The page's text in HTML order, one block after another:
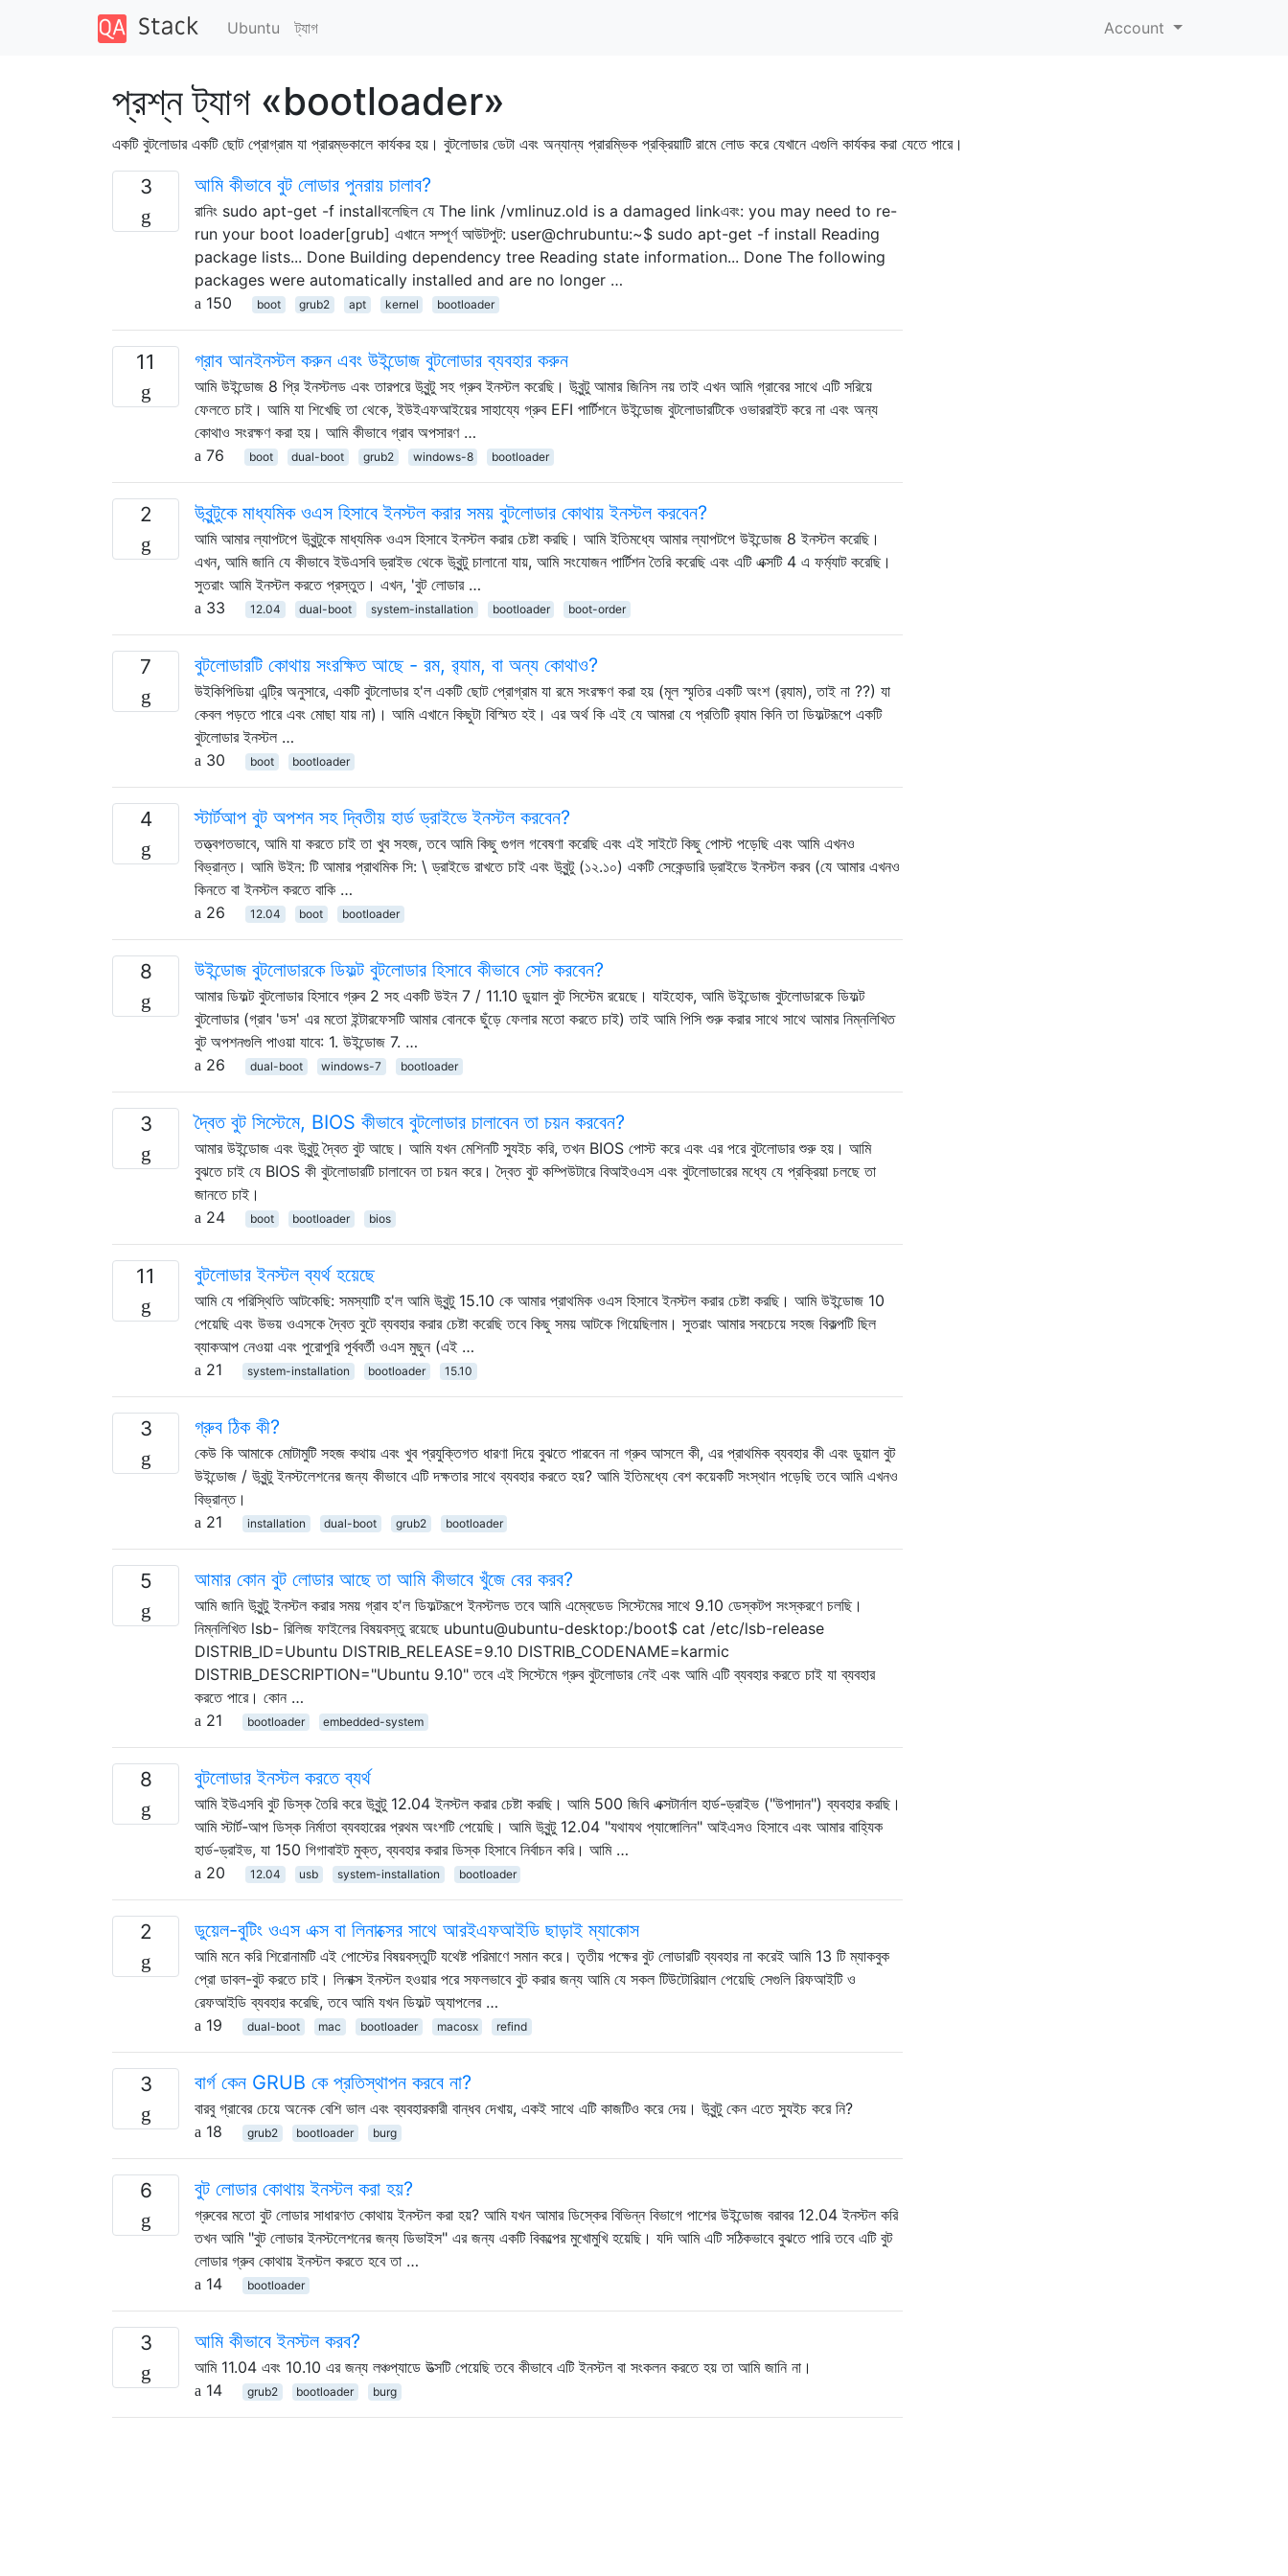
Ubuntu ট্যাগ Account
প্রশ্ন ট্যাগ «bootloader»
একটি বুটলোডার একটি ছোট প্রোগ্রাম যা প্রারম্ভকালে কার্যকর হয়। বুটলোডার ডেটা এবং অন্যান্য প্রারম্ভিক প্রক্রিয়াটি রামে লোড করে যেখানে এগুলি কার্যকর করা যেতে পারে।
3 আমি কীভাবে বুট লোডার পুনরায় চালাব?
রানিং sudo apt-get -f installবলেছিল যে The link /vmlinuz.old is a damaged linkএবং: you may need to re-
run your boot loader[grub] এখানে সম্পূর্ণ আউটপুট: user@chrubuntu:~$ sudo apt-get -f install Reading
package lists... Done Building dependency tree Reading state information... Done The following
packages were automatically installed and are no longer …
150
boot grub2 apt kernel bootloader
11 গ্রাব আনইনস্টল করুন এবং উইন্ডোজ বুটলোডার ব্যবহার করুন
আমি উইন্ডোজ 8 প্রি ইনস্টলড এবং তারপরে উবুন্টু সহ গ্রুব ইনস্টল করেছি। উবুন্টু আমার জিনিস নয় তাই এখন আমি গ্রাবের সাথে এটি সরিয়ে
ফেলতে চাই। আমি যা শিখেছি তা থেকে, ইউইএফআইয়ের সাহায্যে গ্রুব EFI পার্টিশনে উইন্ডোজ বুটলোডারটিকে ওভাররাইট করে না এবং অন্য
কোথাও সংরক্ষণ করা হয়। আমি কীভাবে গ্রাব অপসারণ …
76
boot dual-boot grub2 windows-8 bootloader
2 উবুন্টুকে মাধ্যমিক ওএস হিসাবে ইনস্টল করার সময় বুটলোডার কোথায় ইনস্টল করবেন?
আমি আমার ল্যাপটপে উবুন্টুকে মাধ্যমিক ওএস হিসাবে ইনস্টল করার চেষ্টা করছি। আমি ইতিমধ্যে আমার ল্যাপটপে উইন্ডোজ 8 ইনস্টল করেছি।
এখন, আমি জানি যে কীভাবে ইউএসবি ড্রাইভ থেকে উবুন্টু চালানো যায়, আমি সংযোজন পার্টিশন তৈরি করেছি এবং এটি এক্সটি 4 এ ফর্ম্যাট করেছি।
সুতরাং আমি ইনস্টল করতে প্রস্তুত। এখন, 'বুট লোডার …
33
12.04 dual-boot system-installation bootloader boot-order
7 বুটলোডারটি কোথায় সংরক্ষিত আছে - রম, র‌্যাম, বা অন্য কোথাও?
উইকিপিডিয়া এন্ট্রি অনুসারে, একটি বুটলোডার হ'ল একটি ছোট প্রোগ্রাম যা রমে সংরক্ষণ করা হয় (মূল স্মৃতির একটি অংশ (র‌্যাম), তাই না ??) যা
কেবল পড়তে পারে এবং মোছা যায় না)। আমি এখানে কিছুটা বিস্মিত হই। এর অর্থ কি এই যে আমরা যে প্রতিটি র‌্যাম কিনি তা ডিফল্টরূপে একটি
বুটলোডার ইনস্টল …
30
boot bootloader
4 স্টার্টআপ বুট অপশন সহ দ্বিতীয় হার্ড ড্রাইভে ইনস্টল করবেন?
তত্ত্বগতভাবে, আমি যা করতে চাই তা খুব সহজ, তবে আমি কিছু গুগল গবেষণা করেছি এবং এই সাইটে কিছু পোস্ট পড়েছি এবং আমি এখনও
বিভ্রান্ত। আমি উইন: টি আমার প্রাথমিক সি: \ ড্রাইভে রাখতে চাই এবং উবুন্টু (১২.১০) একটি সেকেন্ডারি ড্রাইভে ইনস্টল করব (যে আমার এখনও
কিনতে বা ইনস্টল করতে বাকি …
26
12.04 boot bootloader
8 উইন্ডোজ বুটলোডারকে ডিফল্ট বুটলোডার হিসাবে কীভাবে সেট করবেন?
আমার ডিফল্ট বুটলোডার হিসাবে গ্রুব 2 সহ একটি উইন 7 / 11.10 ডুয়াল বুট সিস্টেম রয়েছে। যাইহোক, আমি উইন্ডোজ বুটলোডারকে ডিফল্ট
বুটলোডার (গ্রাব 'ডস' এর মতো ইন্টারফেসটি আমার বোনকে ছুঁড়ে ফেলার মতো করতে চাই) তাই আমি পিসি শুরু করার সাথে সাথে আমার নিম্নলিখিত
বুট অপশনগুলি পাওয়া যাবে: 1. উইন্ডোজ 7. …
26
dual-boot windows-7 bootloader
3 দ্বৈত বুট সিস্টেমে, BIOS কীভাবে বুটলোডার চালাবেন তা চয়ন করবেন?
আমার উইন্ডোজ এবং উবুন্টু দ্বৈত বুট আছে। আমি যখন মেশিনটি স্যুইচ করি, তখন BIOS পোস্ট করে এবং এর পরে বুটলোডার শুরু হয়। আমি
বুঝতে চাই যে BIOS কী বুটলোডারটি চালাবেন তা চয়ন করে। দ্বৈত বুট কম্পিউটারে বিআইওএস এবং বুটলোডারের মধ্যে যে প্রক্রিয়া চলছে তা
জানতে চাই।
24
boot bootloader bios
11 বুটলোডার ইনস্টল ব্যর্থ হয়েছে
আমি যে পরিস্থিতি আটকেছি: সমস্যাটি হ'ল আমি উবুন্টু 15.10 কে আমার প্রাথমিক ওএস হিসাবে ইনস্টল করার চেষ্টা করছি। আমি উইন্ডোজ 10
পেয়েছি এবং উভয় ওএসকে দ্বৈত বুটে ব্যবহার করার চেষ্টা করেছি তবে কিছু সময় আটকে গিয়েছিলাম। সুতরাং আমার সবচেয়ে সহজ বিকল্পটি ছিল
ব্যাকআপ নেওয়া এবং পুরোপুরি পূর্ববর্তী ওএস মুছুন (এই …
21
system-installation bootloader 15.10
3 গ্রুব ঠিক কী?
কেউ কি আমাকে মোটামুটি সহজ কথায় এবং খুব প্রযুক্তিগত ধারণা দিয়ে বুঝতে পারবেন না গ্রুব আসলে কী, এর প্রাথমিক ব্যবহার কী এবং ডুয়াল বুট
উইন্ডোজ / উবুন্টু ইনস্টলেশনের জন্য কীভাবে এটি দক্ষতার সাথে ব্যবহার করতে হয়? আমি ইতিমধ্যে বেশ কয়েকটি সংস্থান পড়েছি তবে আমি এখনও
বিভ্রান্ত।
21
installation dual-boot grub2 bootloader
5 আমার কোন বুট লোডার আছে তা আমি কীভাবে খুঁজে বের করব?
আমি জানি উবুন্টু ইনস্টল করার সময় গ্রাব হ'ল ডিফল্টরূপে ইনস্টলড তবে আমি এম্বেডেড সিস্টেমের সাথে 9.10 ডেস্কটপ সংস্করণে চলছি।
নিম্নলিখিত lsb- রিলিজ ফাইলের বিষয়বস্তু রয়েছে ubuntu@ubuntu-desktop:/boot$ cat /etc/lsb-release
DISTRIB_ID=Ubuntu DISTRIB_RELEASE=9.10 DISTRIB_CODENAME=karmic
DISTRIB_DESCRIPTION="Ubuntu 9.10" তবে এই সিস্টেমে গ্রুব বুটলোডার নেই এবং আমি এটি ব্যবহার করতে চাই যা ব্যবহার
করতে পারে। কোন …
21
bootloader embedded-system
8 বুটলোডার ইনস্টল করতে ব্যর্থ
আমি ইউএসবি বুট ডিস্ক তৈরি করে উবুন্টু 12.04 ইনস্টল করার চেষ্টা করছি। আমি 500 জিবি এক্সটার্নাল হার্ড-ড্রাইভ ("উপাদান") ব্যবহার করছি।
আমি স্টার্ট-আপ ডিস্ক নির্মাতা ব্যবহারের প্রথম অংশটি পেয়েছি। আমি উবুন্টু 12.04 "যথাযথ প্যাঙ্গোলিন" আইএসও হিসাবে এবং আমার বাহ্যিক
হার্ড-ড্রাইভ, যা 150 গিগাবাইট মুক্ত, ব্যবহার করার ডিস্ক হিসাবে নির্বাচন করি। আমি …
20
12.04 usb system-installation bootloader
2 ডুয়েল-বুটিং ওএস এক্স বা লিনাক্সের সাথে আরইএফআইডি ছাড়াই ম্যাকোস
আমি মনে করি শিরোনামটি এই পোস্টের বিষয়বস্তুটি যথেষ্ট পরিমাণে সমান করে। তৃতীয় পক্ষের বুট লোডারটি ব্যবহার না করেই আমি 13 টি ম্যাকবুক
প্রো ডাবল-বুট করতে চাই। লিনাক্স ইনস্টল হওয়ার পরে সফলভাবে বুট করার জন্য আমি যে সকল টিউটোরিয়াল পেয়েছি সেগুলি রিফআইটি ও
রেফআইডি ব্যবহার করেছি, তবে আমি যখন ডিফল্ট অ্যাপলের …
19
dual-boot mac bootloader macosx refind
3 বার্গ কেন GRUB কে প্রতিস্থাপন করবে না?
বারবু গ্রাবের চেয়ে অনেক বেশি ভাল এবং ব্যবহারকারী বান্ধব দেখায়, একই সাথে এটি কাজটিও করে দেয়। উবুন্টু কেন এতে স্যুইচ করে নি?
18
grub2 bootloader burg
6 বুট লোডার কোথায় ইনস্টল করা হয়?
গ্রুবের মতো বুট লোডার সাধারণত কোথায় ইনস্টল করা হয়? আমি যখন আমার ডিস্কের বিভিন্ন বিভাগে পাশের উইন্ডোজ বরাবর 12.04 ইনস্টল করি
তখন আমি "বুট লোডার ইনস্টলেশনের জন্য ডিভাইস" এর জন্য একটি বিকল্পের মুখোমুখি হয়েছি। যদি আমি এটি সঠিকভাবে বুঝতে পারি তবে এটি বুট
লোডার গ্রুব কোথায় ইনস্টল করতে হবে তা …
14
bootloader
3 আমি কীভাবে ইনস্টল করব?
আমি 11.04 এবং 10.10 এর জন্য লঞ্চপ্যাডে উত্সটি পেয়েছি তবে কীভাবে এটি ইনস্টল বা সংকলন করতে হয় তা আমি জানি না।
14
grub2 bootloader burg